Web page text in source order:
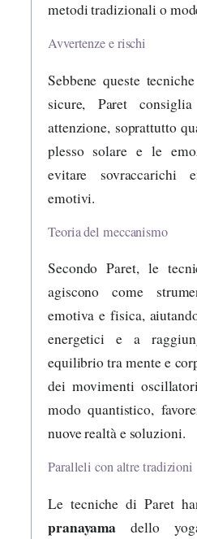
metodi tradizionali o
Avvertenze e rischi
Sebbene queste
sicure, Paret
attenzione, soprattutto
plesso solare e le
evitare sovraccarichi
emotivi.
Teoria del meccanismo
Secondo Paret, le
agiscono come
emotiva e fisica,
energetici e a
equilibrio tra mente e
dei movimenti
modo quantistico,
nuove realtà e soluzioni.
Paralleli con altre tradizioni
Le tecniche di Paret
pranayama dello